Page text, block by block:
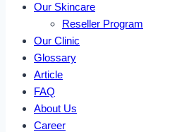
Our Skincare
Reseller Program
Our Clinic
Glossary
Article
FAQ
About Us
Career